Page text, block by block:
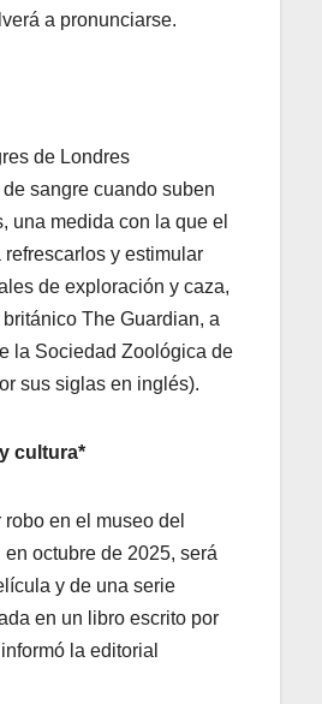
a pronunciarse.
de Londres
sangre cuando suben
una medida con la que el
y estimular
de exploración y caza,
The Guardian, a
la Sociedad Zoológica de
sus siglas en inglés).
cultura*
en el museo del
en octubre de 2025, será
y de una serie
en un libro escrito por
la editorial